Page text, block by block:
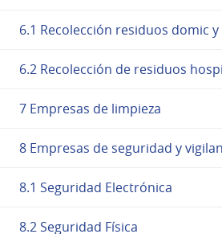
6.1 Recolección residuos domic
6.2 Recolección de residuos
7 Empresas de limpieza
8 Empresas de seguridad y
8.1 Seguridad Electrónica
8.2 Seguridad Física